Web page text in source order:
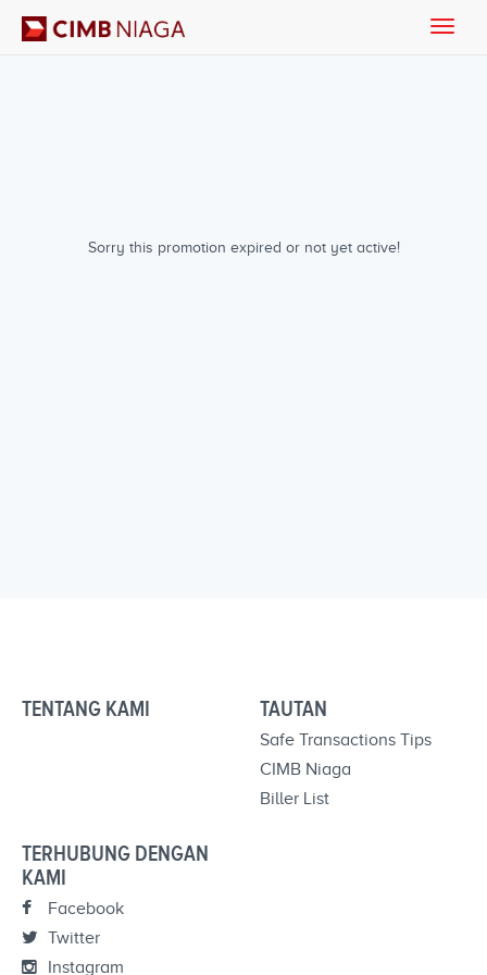
Sorry this promotion expired or not yet active!
Toggle
TENTANG KAMI TAUTAN
Safe Transactions Tips
CIMB Niaga
Biller List
TERHUBUNG DENGAN
KAMI
Facebook
Twitter
Instagram